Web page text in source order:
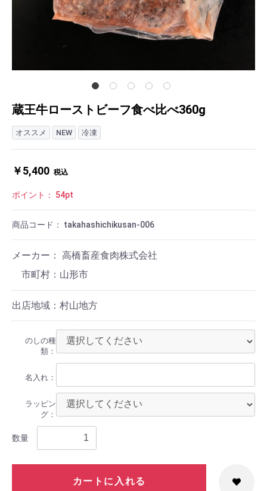
蔵王牛ローストビーフ食べ比べ360g
オススメ NEW 冷凍
￥5,400 税込
ポイント： 54pt
商品コード： takahashichikusan-006
メーカー： 高橋畜産食肉株式会社
山形市
出店地域：村山地方
のしの種
類：
名入れ：
ラッピン
グ：
数量
カートに入れる